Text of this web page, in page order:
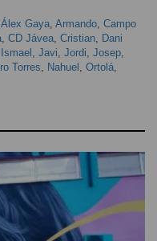
Álex Gaya Armando Campo
CD Jávea Cristian Dani
Ismael Javi Jordi Josep
Torres Nahuel Ortolá